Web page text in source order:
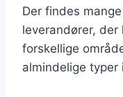
Der findes
leverandører,
forskellige
almindelige typer